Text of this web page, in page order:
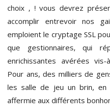
choix , ! vous devrez
accomplir entrevoir nos
emploient le cryptage SSL
que gestionnaires, qui
enrichissantes avérées
Pour ans, des milliers de
les salle de jeu un brin, en
affermie aux différents